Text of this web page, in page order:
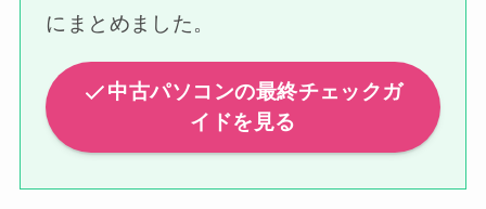
にまとめました。
中古パソコンの最終チェックガ
イドを見る